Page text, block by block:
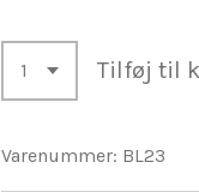
Tilføj til
Varenummer: BL23